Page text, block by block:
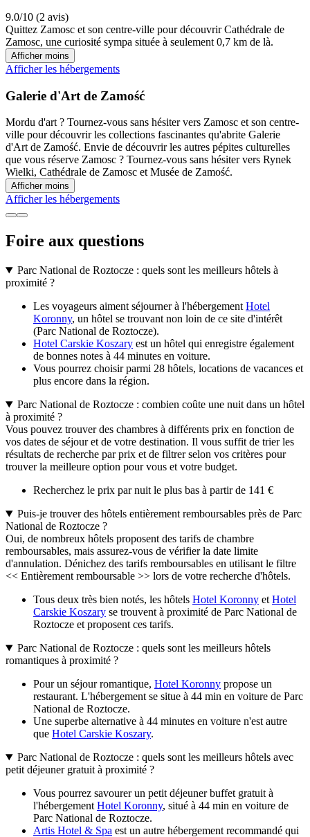
9.0/10 (2 avis)
Quittez Zamosc et son centre-ville pour découvrir Cathédrale de
Zamosc, une curiosité sympa située à seulement 0,7 km de là.
Afficher moins
Afficher les hébergements
Galerie d'Art de Zamość
Mordu d'art ? Tournez-vous sans hésiter vers Zamosc et son centre-
ville pour découvrir les collections fascinantes qu'abrite Galerie
d'Art de Zamość. Envie de découvrir les autres pépites culturelles
que vous réserve Zamosc ? Tournez-vous sans hésiter vers Rynek
Wielki, Cathédrale de Zamosc et Musée de Zamość.
Afficher moins
Afficher les hébergements
Foire aux questions
Parc National de Roztocze : quels sont les meilleurs hôtels à
proximité ?
Les voyageurs aiment séjourner à l'hébergement Hotel
Koronny, un hôtel se trouvant non loin de ce site d'intérêt
(Parc National de Roztocze).
Hotel Carskie Koszary est un hôtel qui enregistre également
de bonnes notes à 44 minutes en voiture.
Vous pourrez choisir parmi 28 hôtels, locations de vacances et
plus encore dans la région.
Parc National de Roztocze : combien coûte une nuit dans un hôtel
à proximité ?
Vous pouvez trouver des chambres à différents prix en fonction de
vos dates de séjour et de votre destination. Il vous suffit de trier les
résultats de recherche par prix et de filtrer selon vos critères pour
trouver la meilleure option pour vous et votre budget.
Recherchez le prix par nuit le plus bas à partir de 141 €
Puis-je trouver des hôtels entièrement remboursables près de Parc
National de Roztocze ?
Oui, de nombreux hôtels proposent des tarifs de chambre
remboursables, mais assurez-vous de vérifier la date limite
d'annulation. Dénichez des tarifs remboursables en utilisant le filtre
<< Entièrement remboursable >> lors de votre recherche d'hôtels.
Tous deux très bien notés, les hôtels Hotel Koronny et Hotel
Carskie Koszary se trouvent à proximité de Parc National de
Roztocze et proposent ces tarifs.
Parc National de Roztocze : quels sont les meilleurs hôtels
romantiques à proximité ?
Pour un séjour romantique, Hotel Koronny propose un
restaurant. L'hébergement se situe à 44 min en voiture de Parc
National de Roztocze.
Une superbe alternative à 44 minutes en voiture n'est autre
que Hotel Carskie Koszary.
Parc National de Roztocze : quels sont les meilleurs hôtels avec
petit déjeuner gratuit à proximité ?
Vous pourrez savourer un petit déjeuner buffet gratuit à
l'hébergement Hotel Koronny, situé à 44 min en voiture de
Parc National de Roztocze.
Artis Hotel & Spa est un autre hébergement recommandé qui